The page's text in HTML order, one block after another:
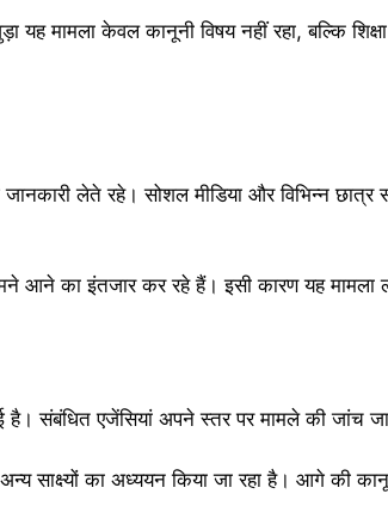
मामला केवल कानूनी विषय नहीं रहा, बल्कि
लेते रहे। सोशल मीडिया और विभिन्न छात्र
आने का इंतजार कर रहे हैं। इसी कारण यह मामला
है। संबंधित एजेंसियां अपने स्तर पर मामले की जांच
साक्ष्यों का अध्ययन किया जा रहा है। आगे की